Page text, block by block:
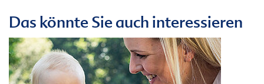
Das könnte Sie auch interessieren